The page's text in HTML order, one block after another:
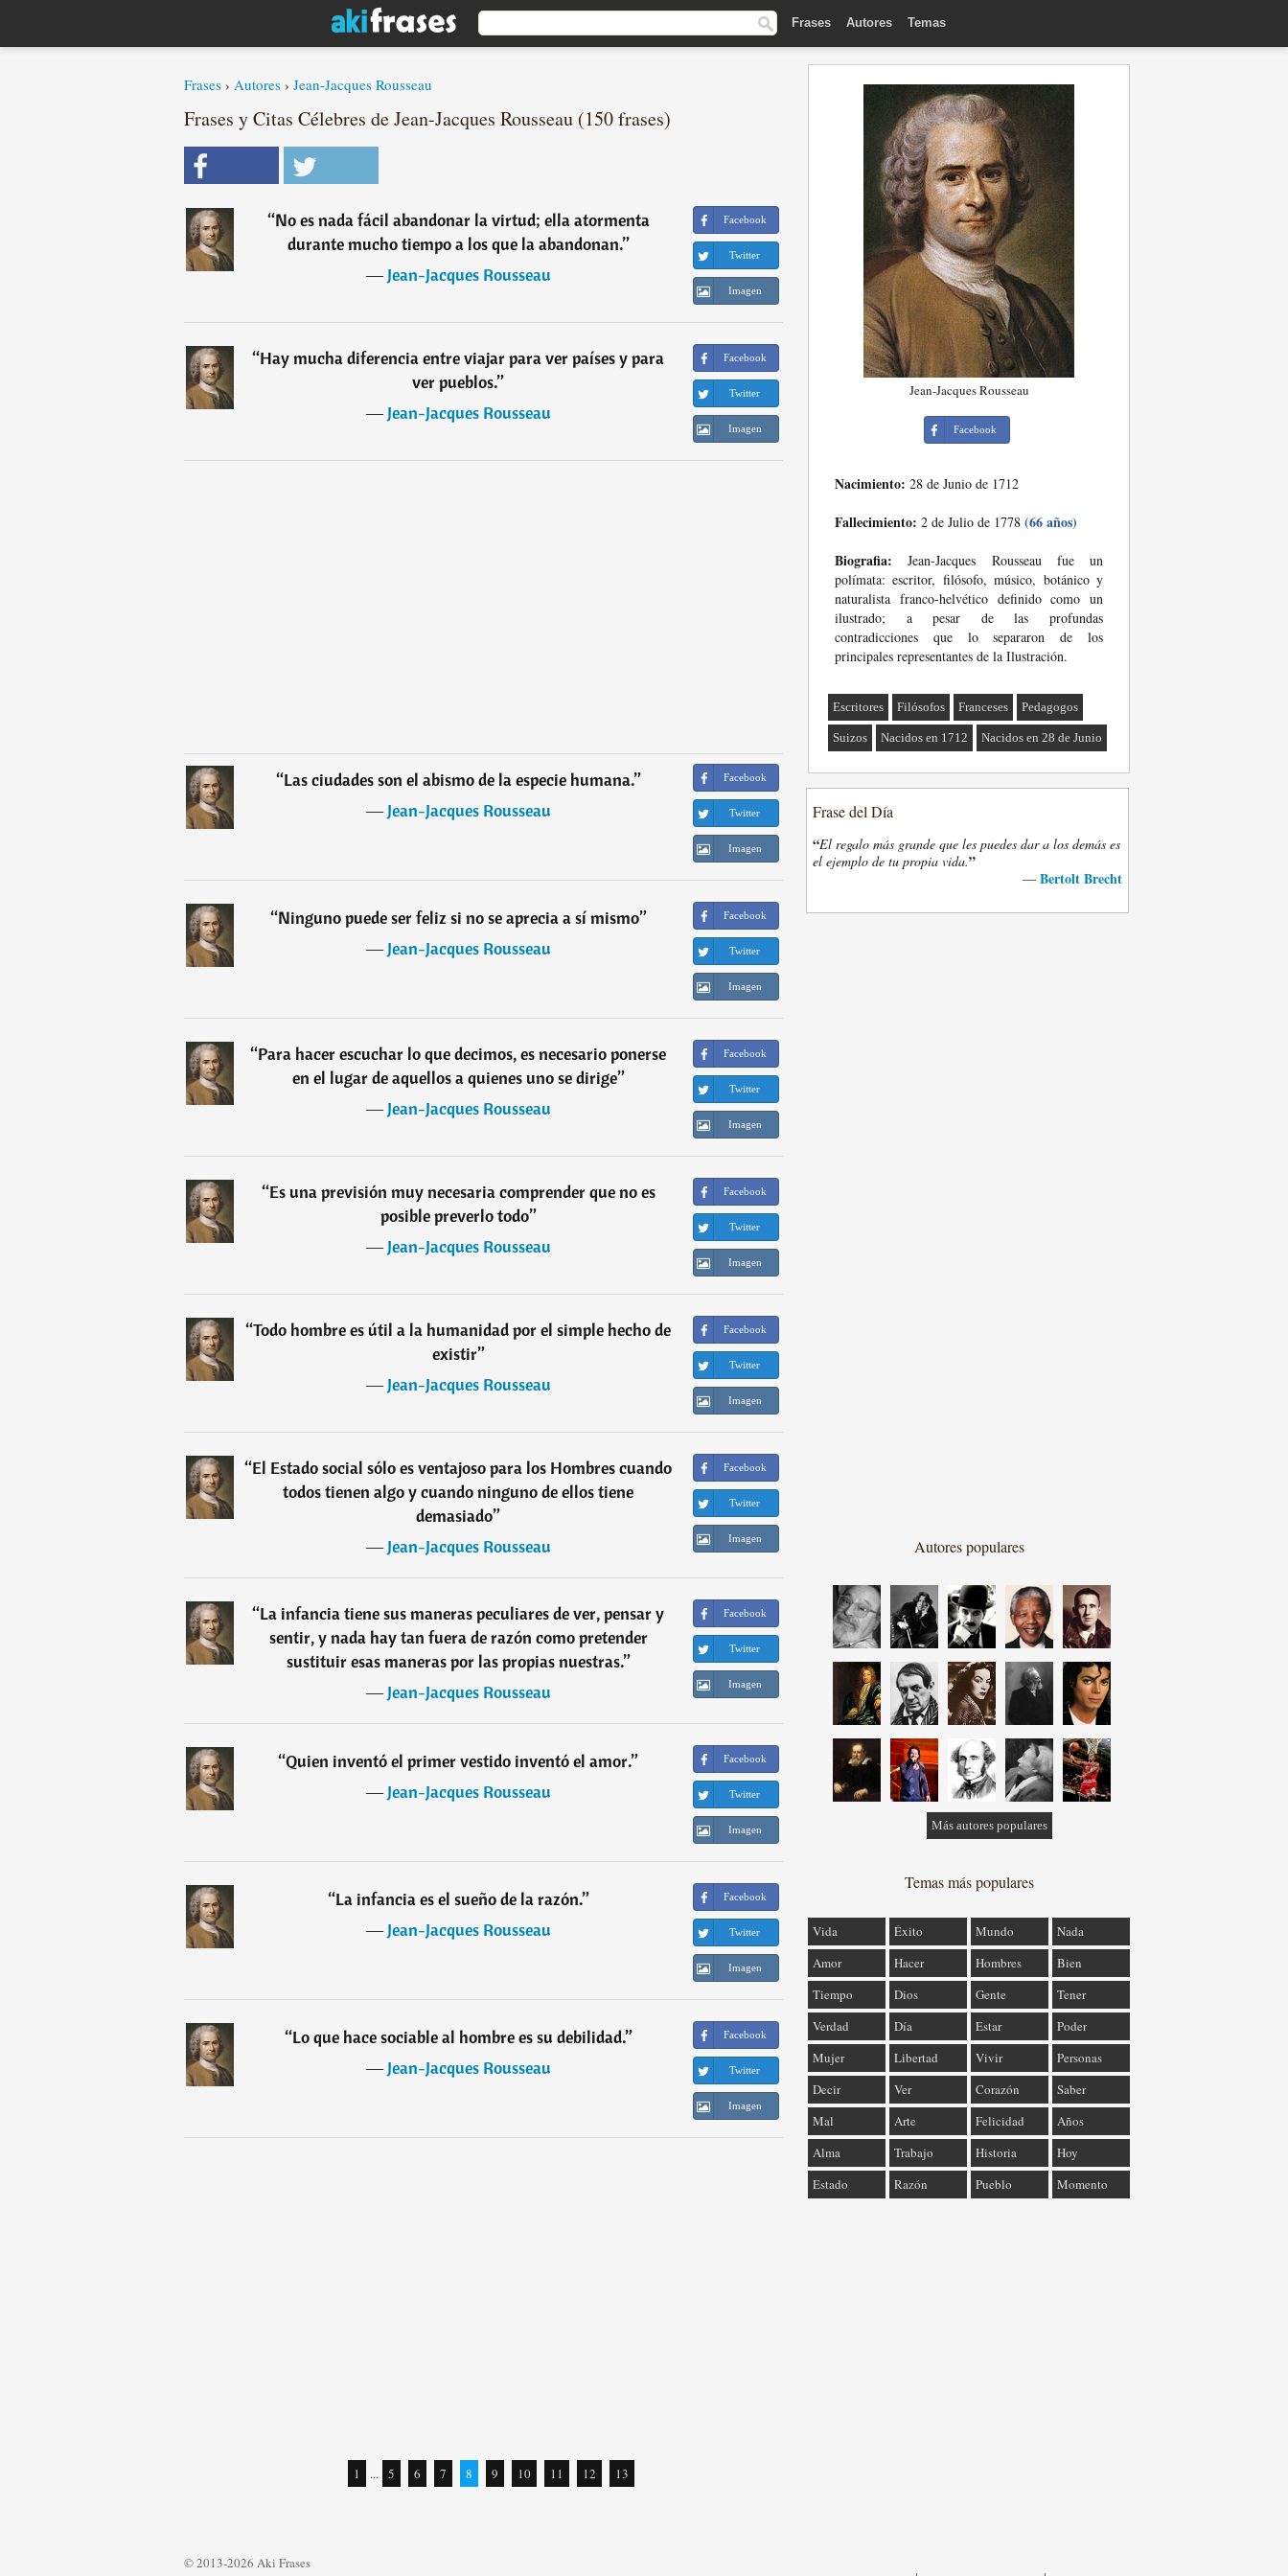
Frases Autores Temas
Frases › Autores › Jean-Jacques Rousseau
Frases y Citas Célebres de Jean-Jacques Rousseau (150 frases)
“No es nada fácil abandonar la virtud; ella atormenta
durante mucho tiempo a los que la abandonan.”
―Jean-Jacques Rousseau
Facebook
Twitter
Imagen
“Hay mucha diferencia entre viajar para ver países y para
ver pueblos.”
―Jean-Jacques Rousseau
Facebook
Twitter
Imagen
“Las ciudades son el abismo de la especie humana.”
―Jean-Jacques Rousseau
Facebook
Twitter
Imagen
“Ninguno puede ser feliz si no se aprecia a sí mismo”
―Jean-Jacques Rousseau
Facebook
Twitter
Imagen
“Para hacer escuchar lo que decimos, es necesario ponerse
en el lugar de aquellos a quienes uno se dirige”
―Jean-Jacques Rousseau
Facebook
Twitter
Imagen
“Es una previsión muy necesaria comprender que no es
posible preverlo todo”
―Jean-Jacques Rousseau
Facebook
Twitter
Imagen
“Todo hombre es útil a la humanidad por el simple hecho de
existir”
―Jean-Jacques Rousseau
Facebook
Twitter
Imagen
“El Estado social sólo es ventajoso para los Hombres cuando
todos tienen algo y cuando ninguno de ellos tiene
demasiado”
―Jean-Jacques Rousseau
Facebook
Twitter
Imagen
“La infancia tiene sus maneras peculiares de ver, pensar y
sentir, y nada hay tan fuera de razón como pretender
sustituir esas maneras por las propias nuestras.”
―Jean-Jacques Rousseau
Facebook
Twitter
Imagen
“Quien inventó el primer vestido inventó el amor.”
―Jean-Jacques Rousseau
Facebook
Twitter
Imagen
“La infancia es el sueño de la razón.”
―Jean-Jacques Rousseau
Facebook
Twitter
Imagen
“Lo que hace sociable al hombre es su debilidad.”
―Jean-Jacques Rousseau
Facebook
Twitter
Imagen
1 ... 5 6 7 8 9 10 11 12 13
Jean-Jacques Rousseau
Facebook
Nacimiento: 28 de Junio de 1712
Fallecimiento: 2 de Julio de 1778 (66 años)
Biografia: Jean-Jacques Rousseau fue un
polímata: escritor, filósofo, músico, botánico y
naturalista franco-helvético definido como un
ilustrado; a pesar de las profundas
contradicciones que lo separaron de los
principales representantes de la Ilustración.
Escritores Filósofos Franceses Pedagogos
Suizos Nacidos en 1712 Nacidos en 28 de Junio
Frase del Día
“El regalo más grande que les puedes dar a los demás es
el ejemplo de tu propia vida.”
— Bertolt Brecht
Autores populares
Más autores populares
Temas más populares
Vida Éxito Mundo
Nada
Amor
Hacer Hombres
Bien
Tiempo
Dios Gente
Tener
Verdad
Día Estar
Poder
Mujer
Libertad Vivir
Personas
Decir
Ver Corazón
Saber
Mal
Arte Felicidad
Años
Alma
Trabajo Historia
Hoy
Estado
Razón Pueblo Momento
© 2013-2026 Aki Frases